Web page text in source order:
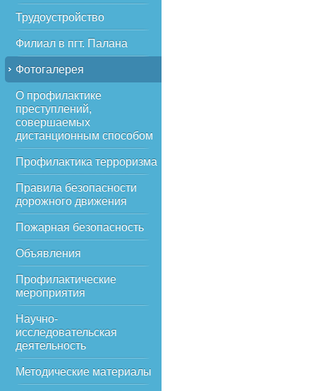
Трудоустройство
Филиал в пгт. Палана
Фотогалерея
О профилактике
преступлений,
совершаемых
дистанционным способом
Профилактика терроризма
Правила безопасности
дорожного движения
Пожарная безопасность
Объявления
Профилактические
мероприятия
Научно-
исследовательская
деятельность
Методические материалы